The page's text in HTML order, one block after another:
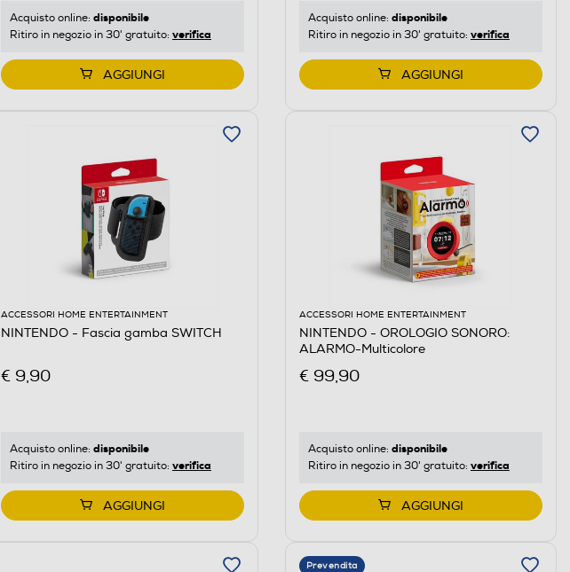
Acquisto online: disponibile
Ritiro in negozio in 30' gratuito: verifica
AGGIUNGI
Acquisto online: disponibile
Ritiro in negozio in 30' gratuito: verifica
AGGIUNGI
ACCESSORI HOME ENTERTAINMENT
NINTENDO - Fascia gamba SWITCH
€ 9,90
Acquisto online: disponibile
Ritiro in negozio in 30' gratuito: verifica
AGGIUNGI
ACCESSORI HOME ENTERTAINMENT
NINTENDO - OROLOGIO SONORO:
ALARMO-Multicolore
€ 99,90
Acquisto online: disponibile
Ritiro in negozio in 30' gratuito: verifica
AGGIUNGI
Prevendita